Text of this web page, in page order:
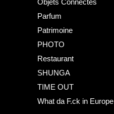
Parfum
Patrimoine
PHOTO
Restaurant
SHUNGA
TIME OUT
What da F.ck in Europe